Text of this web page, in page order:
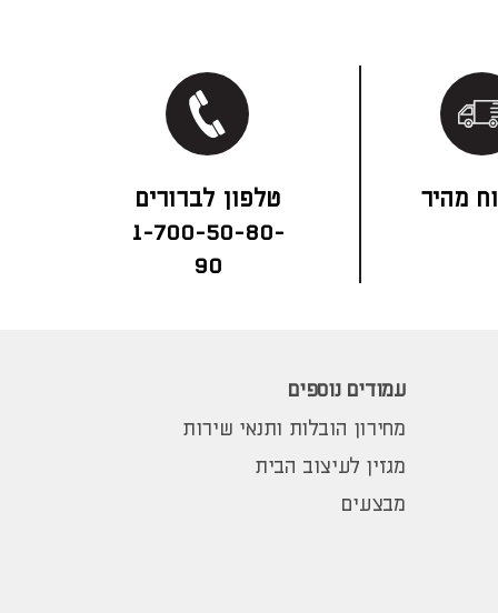
מהיר
1-700-50-80-
90
עמודים נוספים
מחירון הובלות ותנאי שירות
מגזין לעיצוב הבית
מבצעים